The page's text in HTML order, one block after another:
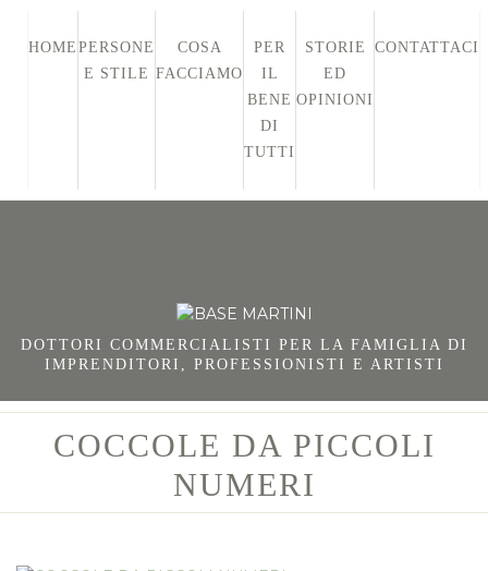
HOME PERSONE
E STILE
COSA
FACCIAMO
PER
IL
BENE
DI
TUTTI
STORIE
ED
OPINIONI
CONTATTACI
DOTTORI COMMERCIALISTI PER LA FAMIGLIA DI
IMPRENDITORI, PROFESSIONISTI E ARTISTI
COCCOLE DA PICCOLI
NUMERI